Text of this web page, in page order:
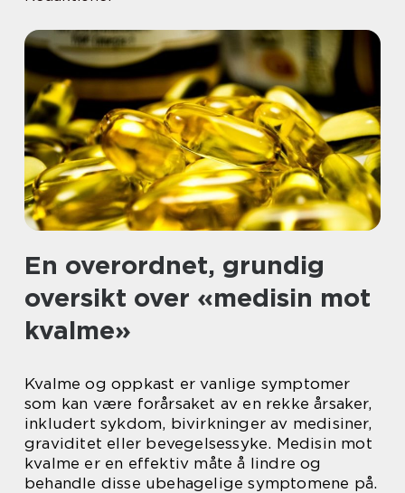
En overordnet, grundig
oversikt over «medisin mot
kvalme»
Kvalme og oppkast er vanlige symptomer
som kan være forårsaket av en rekke årsaker,
inkludert sykdom, bivirkninger av medisiner,
graviditet eller bevegelsessyke. Medisin mot
kvalme er en effektiv måte å lindre og
behandle disse ubehagelige symptomene på.